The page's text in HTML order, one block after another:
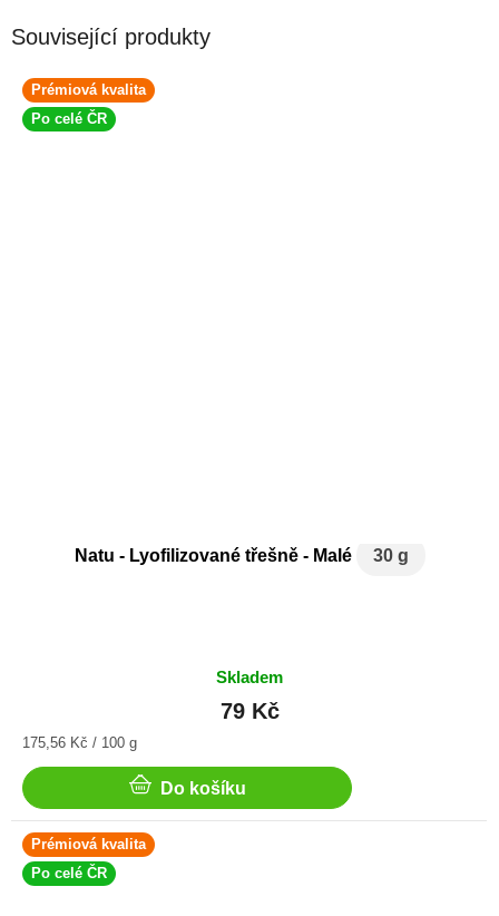
Související produkty
Prémiová kvalita
Po celé ČR
Natu - Lyofilizované třešně - Malé 30 g
Skladem
79 Kč
Měrná
175,56 Kč / 100 g
Do košíku
Prémiová kvalita
Po celé ČR